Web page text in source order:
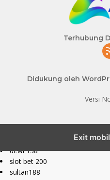
Terhubung
Didukung oleh
Versi
Exit
dewi 138
slot bet 200
sultan188